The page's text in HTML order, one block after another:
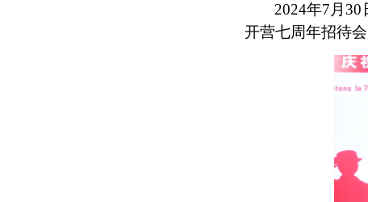
2024年7 月 30
开营七周年招待